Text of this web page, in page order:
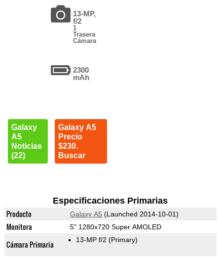
13-MP,
f/2
1
Trasera
Cámara
2300
mAh
Galaxy
A5
Noticias
(22)
Galaxy A5
Precio
$230.
Buscar
Especificaciones Primarias
Producto Galaxy A5 (Launched 2014-10-01)
Monitora 5" 1280x720 Super AMOLED
Cámara Primaria 13-MP f/2 (Primary)